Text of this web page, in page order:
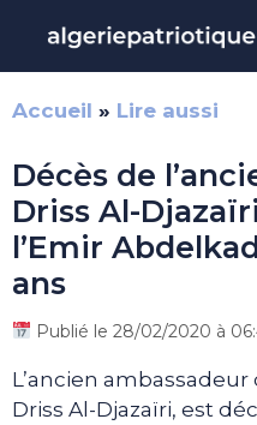
contenu
Accueil » Lire aussi
Décès de
Driss Al-
l’Emir
ans
Publié le 28/02/2020 à
L’ancien
Driss Al-Djazaïri, est